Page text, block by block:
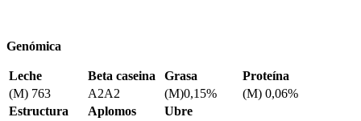
Genómica
Leche Beta caseina Grasa
Proteína
(M) 763
A2A2 (M)0,15%
(M) 0,06%
Estructura
Aplomos
Ubre